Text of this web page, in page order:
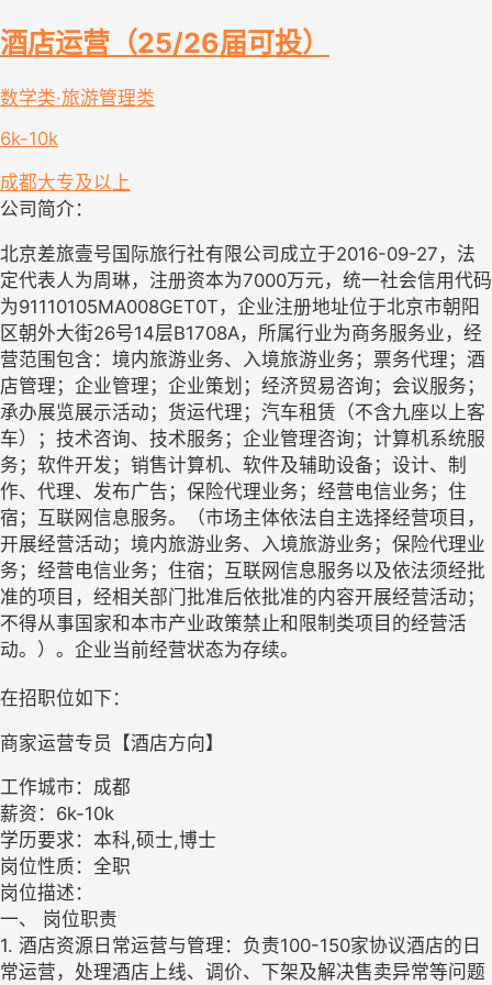
酒店运营（25/26届可投）
数学类·旅游管理类
6k-10k
成都大专及以上
公司简介：
北京差旅壹号国际旅行社有限公司成立于2016-09-27，法
定代表人为周琳，注册资本为7000万元，统一社会信用代码
为91110105MA008GET0T，企业注册地址位于北京市朝阳
区朝外大街26号14层B1708A，所属行业为商务服务业，经
营范围包含：境内旅游业务、入境旅游业务；票务代理；酒
店管理；企业管理；企业策划；经济贸易咨询；会议服务；
承办展览展示活动；货运代理；汽车租赁（不含九座以上客
车）；技术咨询、技术服务；企业管理咨询；计算机系统服
务；软件开发；销售计算机、软件及辅助设备；设计、制
作、代理、发布广告；保险代理业务；经营电信业务；住
宿；互联网信息服务。（市场主体依法自主选择经营项目，
开展经营活动；境内旅游业务、入境旅游业务；保险代理业
务；经营电信业务；住宿；互联网信息服务以及依法须经批
准的项目，经相关部门批准后依批准的内容开展经营活动；
不得从事国家和本市产业政策禁止和限制类项目的经营活
动。）。企业当前经营状态为存续。
在招职位如下：
商家运营专员【酒店方向】
工作城市：成都
薪资：6k-10k
学历要求：本科,硕士,博士
岗位性质：全职
岗位描述：
一、 岗位职责
1. 酒店资源日常运营与管理：负责100-150家协议酒店的日
常运营，处理酒店上线、调价、下架及解决售卖异常等问题